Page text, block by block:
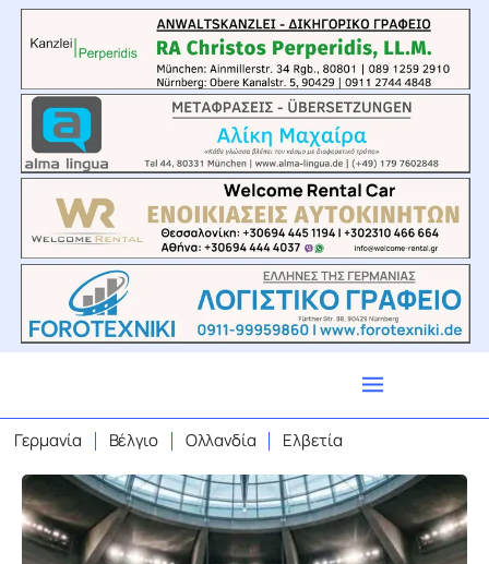
Γερμανία Βέλγιο Ολλανδία Ελβετία